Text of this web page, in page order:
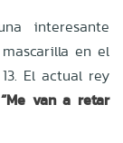
interesante
en el
El actual rey
“Me van a retar